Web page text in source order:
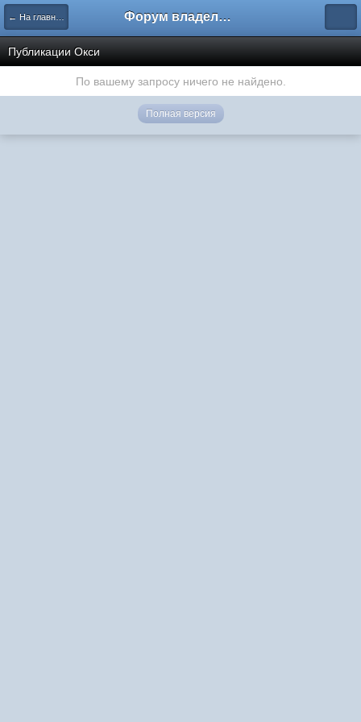
← На главную Форум владельцев интернет-магазинов
Публикации Окси
По вашему запросу ничего не найдено.
Полная версия